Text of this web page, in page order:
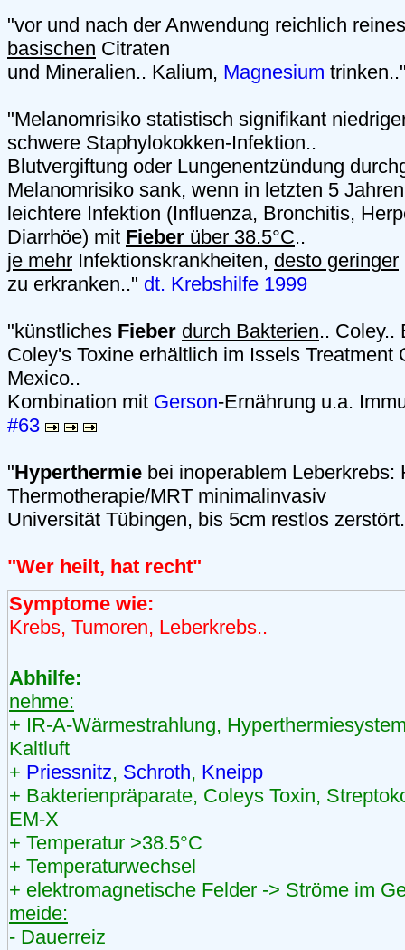
"vor und nach der Anwendung reichlich
basischen Citraten
und Mineralien.. Kalium, Magnesium
"Melanomrisiko statistisch signifikant
schwere Staphylokokken-Infektion..
Blutvergiftung oder Lungenentzündung
Melanomrisiko sank, wenn in letzten 5 Jahren
leichtere Infektion (Influenza, Bronchitis,
Diarrhöe) mit Fieber über 38.5°C..
je mehr Infektionskrankheiten, desto geringer
zu erkranken.." dt. Krebshilfe 1999
"künstliches Fieber durch Bakterien.. Coley..
Coley's Toxine erhältlich im Issels Treatment
Mexico..
Kombination mit Gerson-Ernährung u.a.
#63
"Hyperthermie bei inoperablem Leberkrebs:
Thermotherapie/MRT minimalinvasiv
Universität Tübingen, bis 5cm restlos
"Wer heilt, hat recht"
Symptome wie:
Krebs, Tumoren, Leberkrebs..
Abhilfe:
nehme:
+ IR-A-Wärmestrahlung,
Kaltluft
+ Priessnitz, Schroth, Kneipp
+ Bakterienpräparate, Coleys Toxin,
EM-X
+ Temperatur >38.5°C
+ Temperaturwechsel
+ elektromagnetische Felder -> Ströme im
meide:
- Dauerreiz